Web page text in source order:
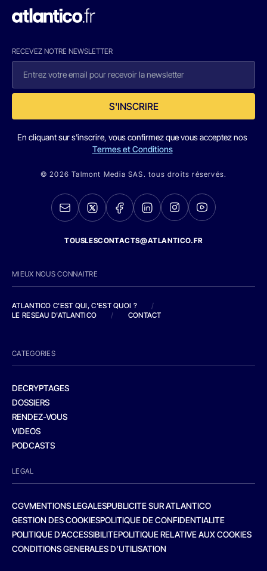
RECEVEZ NOTRE NEWSLETTER
S'INSCRIRE
En cliquant sur s'inscrire, vous confirmez que vous acceptez nos
Termes et Conditions
© 2026 Talmont Media SAS. tous droits réservés.
TOUSLESCONTACTS@ATLANTICO.FR
MIEUX NOUS CONNAITRE
ATLANTICO C'EST QUI, C'EST QUOI ?
/
LE RESEAU D'ATLANTICO
/ CONTACT
CATEGORIES
DECRYPTAGES
DOSSIERS
RENDEZ-VOUS
VIDEOS
PODCASTS
LEGAL
CGVMENTIONS LEGALESPUBLICITE SUR ATLANTICO
GESTION DES COOKIESPOLITIQUE DE CONFIDENTIALITE
POLITIQUE D’ACCESSIBILITEPOLITIQUE RELATIVE AUX COOKIES
CONDITIONS GENERALES D’UTILISATION